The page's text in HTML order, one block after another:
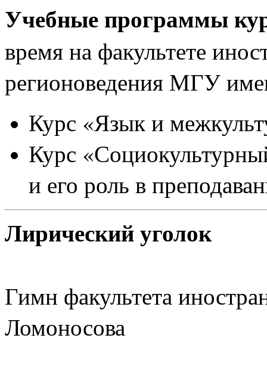
Учебные программы
время на факультете
регионоведения МГУ
Курс «Язык и
Курс
и его роль в
Лирический уголок
Гимн факультета
Ломоносова